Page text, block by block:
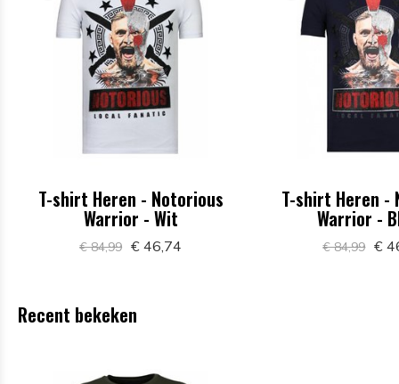
T-shirt Heren - Notorious
Warrior - Wit
€ 84,99 € 46,74
T-shirt Heren -
Warrior -
€ 84,99 €
Recent bekeken